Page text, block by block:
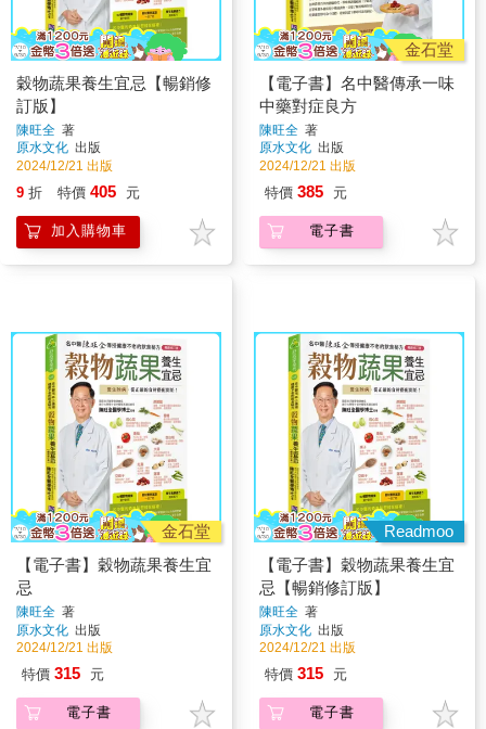
穀物蔬果養生宜忌【暢銷修
訂版】
陳旺全 著
原水文化 出版
2024/12/21 出版
9 折 特價 405 元
加入購物車
金石堂
【電子書】名中醫傳承一味
中藥對症良方
陳旺全 著
原水文化 出版
2024/12/21 出版
特價 385 元
電子書
金石堂
【電子書】穀物蔬果養生宜
忌
陳旺全 著
原水文化 出版
2024/12/21 出版
特價 315 元
電子書
Readmoo
【電子書】穀物蔬果養生宜
忌【暢銷修訂版】
陳旺全 著
原水文化 出版
2024/12/21 出版
特價 315 元
電子書